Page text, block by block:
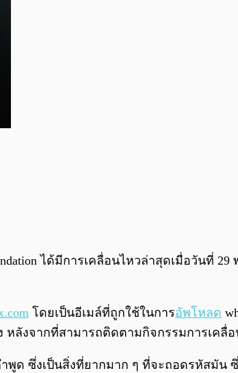
ได้มีการเคลื่อนไหวล่าสุดเมื่อวันที่
โดยเป็นอีเมล์ที่ถูกใช้ในการอัพโหลด
หลังจากที่สามารถติดตามกิจกรรมการเคลื่
พูด ซึ่งเป็นสิ่งที่ยากมาก ๆ ที่จะถอดรหัสมัน